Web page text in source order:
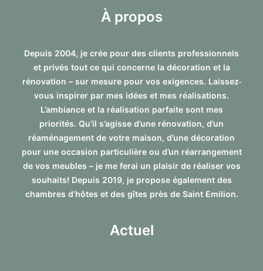
À propos
Depuis 2004, je crée pour des clients professionnels
et privés tout ce qui concerne la décoration et la
rénovation – sur mesure pour vos exigences. Laissez-
vous inspirer par mes idées et mes réalisations.
L’ambiance et la réalisation parfaite sont mes
priorités. Qu’il s’agisse d’une rénovation, d’un
réaménagement de votre maison, d’une décoration
pour une occasion particulière ou d’un réarrangement
de vos meubles – je me ferai un plaisir de réaliser vos
souhaits! Depuis 2019, je propose également des
chambres d’hôtes et des gîtes près de Saint Emilion.
Actuel